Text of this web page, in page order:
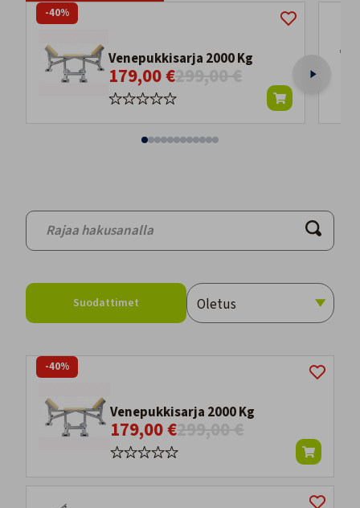
Venepukkisarja 2000 Kg
179,00 €299,00 €
-40%
Suodattimet
Venepukkisarja 2000 Kg
179,00 €
-40%